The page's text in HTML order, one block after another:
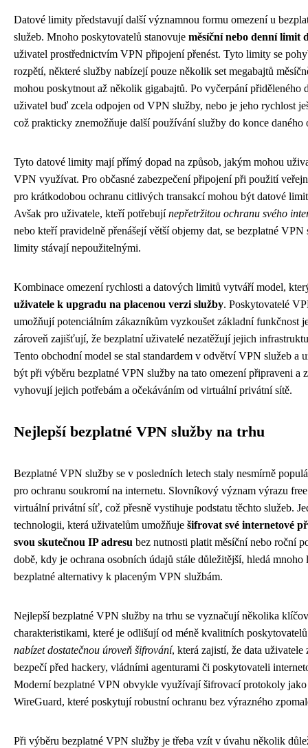
Datové limity představují další významnou formu omezení u
služeb. Mnoho poskytovatelů stanovuje měsíční nebo denní limit
uživatel prostřednictvím VPN připojení přenést. Tyto limity se
rozpětí, některé služby nabízejí pouze několik set megabajtů
mohou poskytnout až několik gigabajtů. Po vyčerpání přiděleného
uživatel buď zcela odpojen od VPN služby, nebo je jeho rychlost
což prakticky znemožňuje další používání služby do konce daného
Tyto datové limity mají přímý dopad na způsob, jakým mohou
VPN využívat. Pro občasné zabezpečení připojení při použití
pro krátkodobou ochranu citlivých transakcí mohou být datové
Avšak pro uživatele, kteří potřebujínepřetržitou ochranu svého
nebo kteří pravidelně přenášejí větší objemy dat, se bezplatné
limity stávají nepoužitelnými.
Kombinace omezení rychlosti a datových limitů vytváří model,
uživatele k upgradu na placenou verzi služby. Poskytovatelé
umožňují potenciálním zákazníkům vyzkoušet základní funkčnost
zároveň zajišťují, že bezplatní uživatelé nezatěžují jejich
Tento obchodní model se stal standardem v odvětví VPN služeb a
být při výběru bezplatné VPN služby na tato omezení připraveni a
vyhovují jejich potřebám a očekáváním od virtuální privátní sítě.
Nejlepší bezplatné VPN služby na trhu
Bezplatné VPN služby se v posledních letech staly nesmírně
pro ochranu soukromí na internetu. Slovníkový význam výrazu
virtuální privátní síť, což přesně vystihuje podstatu těchto služeb.
technologii, která uživatelům umožňuje šifrovat své internetové
svou skutečnou IP adresu bez nutnosti platit měsíční nebo roční
době, kdy je ochrana osobních údajů stále důležitější, hledá
bezplatné alternativy k placeným VPN službám.
Nejlepší bezplatné VPN služby na trhu se vyznačují několika
charakteristikami, které je odlišují od méně kvalitních
nabízet dostatečnou úroveň šifrování, která zajistí, že data uživatele
bezpečí před hackery, vládními agenturami či poskytovateli
Moderní bezplatné VPN obvykle využívají šifrovací protokoly
WireGuard, které poskytují robustní ochranu bez výrazného
Při výběru bezplatné VPN služby je třeba vzít v úvahu několik